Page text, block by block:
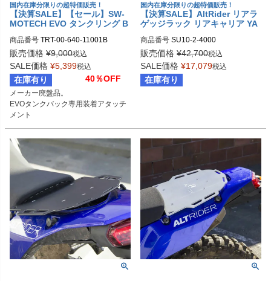
国内在庫分限りの超特価販売！
【決算SALE】【セール】SW-
MOTECH EVO タンクリング B
Yamaha 5穴汎用 | TRT.00.640.
11001/B
商品番号 TRT-00-640-11001B
sw_TRT-00-640-11001B
販売価格 ¥9,000税込
SALE価格 ¥5,399税込
在庫有り 40％OFF
メーカー廃盤品。
EVOタンクバック専用装着アタッチ
メント
国内在庫分限りの超特価販売！
【決算SALE】AltRider リアラ
ゲッジラック リアキャリア YA
レ
商品番号 SU10-2-4000
販売価格 ¥42,700税込
SALE価格 ¥17,079税込
在庫有り